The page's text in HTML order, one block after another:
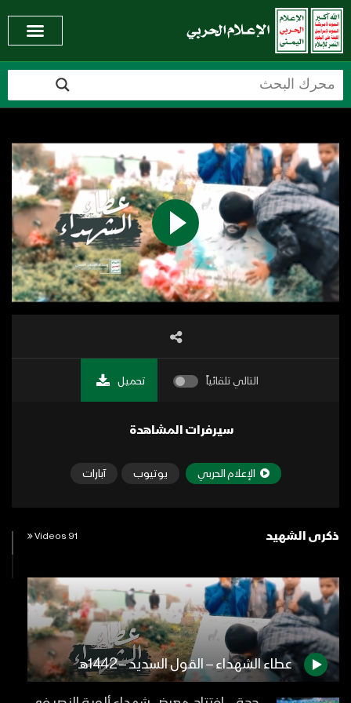
التالي تلقائياً تحميل
سيرفرات المشاهدة
الإعلام الحربي يوتيوب آبارات
ذكرى الشهيد 91 Videos
عطاء الشهداء – القول السديد – 1442هـ